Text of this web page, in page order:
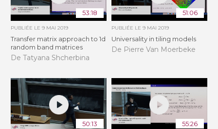
53:18
PUBLIÉE LE9 MAI 2019
Transfer matrix approach to 1d
random band matrices
De Tatyana Shcherbina
51:06
PUBLIÉE LE 9 MAI 2019
Universality in tiling models
De Pierre Van Moerbeke
50:13 55:26